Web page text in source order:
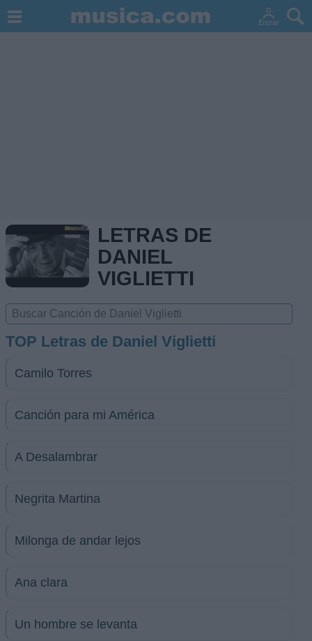
LETRAS DE
DANIEL
VIGLIETTI
TOP Letras de Daniel Viglietti
Camilo Torres
Canción para mi América
A Desalambrar
Negrita Martina
Milonga de andar lejos
Ana clara
Un hombre se levanta